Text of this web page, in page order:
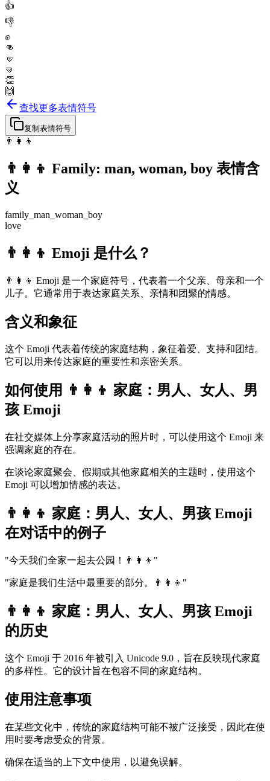
👍
👎
✊
👊
🤛
🤜
👏
🙌
查找更多表情符号
复制表情符号
👨‍👩‍👦
👨‍👩‍👦 Family: man, woman, boy 表情含
义
family_man_woman_boy
love
👨‍👩‍👦 Emoji 是什么？
👨‍👩‍👦 Emoji 是一个家庭符号，代表着一个父亲、母亲和一个
儿子。它通常用于表达家庭关系、亲情和团聚的情感。
含义和象征
这个 Emoji 代表着传统的家庭结构，象征着爱、支持和团结。
它可以用来传达家庭的重要性和亲密关系。
如何使用 👨‍👩‍👦 家庭：男人、女人、男
孩 Emoji
在社交媒体上分享家庭活动的照片时，可以使用这个 Emoji 来
强调家庭的存在。
在谈论家庭聚会、假期或其他家庭相关的主题时，使用这个
Emoji 可以增加情感的表达。
👨‍👩‍👦 家庭：男人、女人、男孩 Emoji
在对话中的例子
"今天我们全家一起去公园！👨‍👩‍👦"
"家庭是我们生活中最重要的部分。👨‍👩‍👦"
👨‍👩‍👦 家庭：男人、女人、男孩 Emoji
的历史
这个 Emoji 于 2016 年被引入 Unicode 9.0，旨在反映现代家庭
的多样性。它的设计旨在包容不同的家庭结构。
使用注意事项
在某些文化中，传统的家庭结构可能不被广泛接受，因此在使
用时要考虑受众的背景。
确保在适当的上下文中使用，以避免误解。